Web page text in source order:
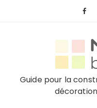
Guide pour la